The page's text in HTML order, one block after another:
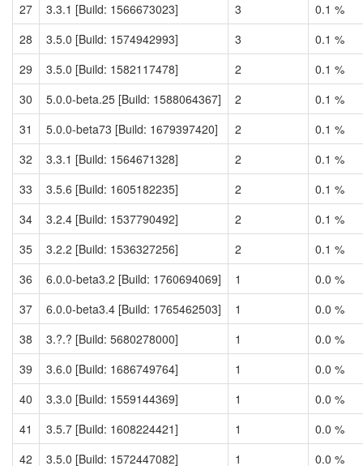
27
3.3.1 [Build: 1566673023] 3
0.1 %
28
3.5.0 [Build: 1574942993] 3
0.1 %
29
3.5.0 [Build: 1582117478] 2
0.1 %
30
5.0.0-beta.25 [Build: 1588064367] 2
0.1 %
31
5.0.0-beta73 [Build: 1679397420] 2
0.1 %
32
3.3.1 [Build: 1564671328] 2
0.1 %
33
3.5.6 [Build: 1605182235] 2
0.1 %
34
3.2.4 [Build: 1537790492] 2
0.1 %
35
3.2.2 [Build: 1536327256] 2
0.1 %
36
6.0.0-beta3.2 [Build: 1760694069] 1
0.0 %
37
6.0.0-beta3.4 [Build: 1765462503] 1
0.0 %
38
3.?.? [Build: 5680278000] 1
0.0 %
39
3.6.0 [Build: 1686749764] 1
0.0 %
40
3.3.0 [Build: 1559144369] 1
0.0 %
41
3.5.7 [Build: 1608224421] 1
0.0 %
42
3.5.0 [Build: 1572447082] 1 0.0 %